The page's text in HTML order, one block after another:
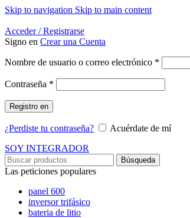
Skip to navigation Skip to main content
Acceder / Registrarse
Signo en Crear una Cuenta
Nombre de usuario o correo electrónico *
Contraseña *
Registro en
¿Perdiste tu contraseña?
Acuérdate de mí
SOY INTEGRADOR
Búsqueda
Las peticiones populares
panel 600
inversor trifásico
bateria de litio